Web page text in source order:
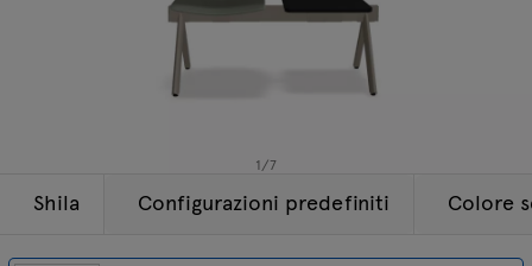
1/7
Shila Configurazioni predefiniti Colore